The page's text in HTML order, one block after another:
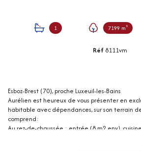
1 7199 m²
Réf 8111vm
Esboz-Brest (70), proche Luxeuil-les-Bains
Aurélien est heureux de vous présenter en
habitable avec dépendances, sur son terrain
comprend:
Au rez-de-chaussée : entrée (8 m2 env),